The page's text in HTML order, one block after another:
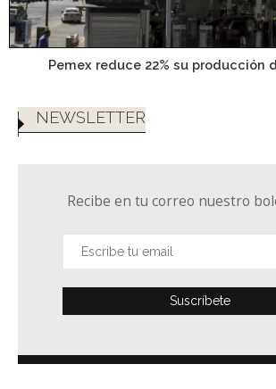
Pemex reduce 22% su producción
NEWSLETTER
Recibe en tu correo nuestro